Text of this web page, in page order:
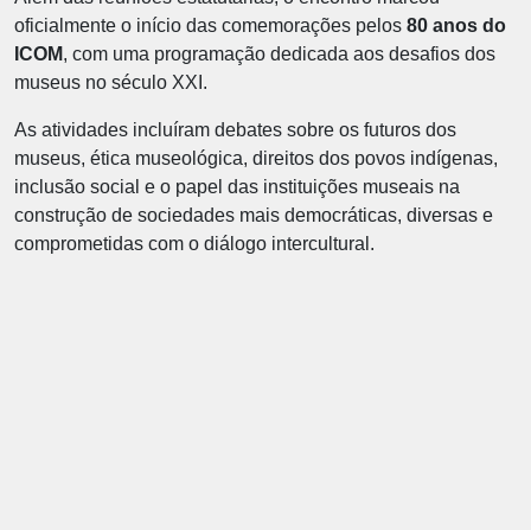
oficialmente o início das comemorações pelos 80 anos do
ICOM, com uma programação dedicada aos desafios dos
museus no século XXI.
As atividades incluíram debates sobre os futuros dos
museus, ética museológica, direitos dos povos indígenas,
inclusão social e o papel das instituições museais na
construção de sociedades mais democráticas, diversas e
comprometidas com o diálogo intercultural.